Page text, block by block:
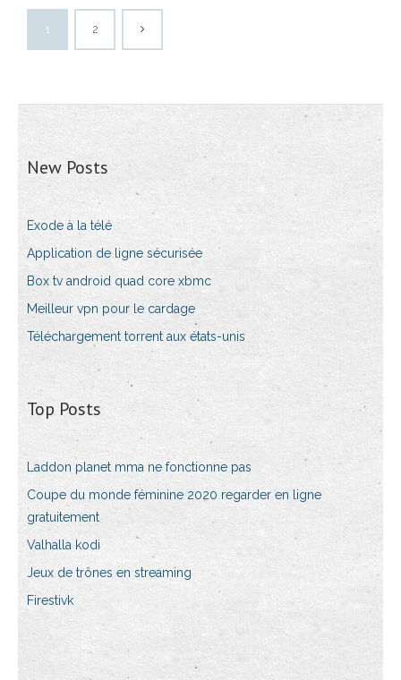
1 2
New Posts
Exode à la télé
Application de ligne sécurisée
Box tv android quad core xbmc
Meilleur vpn pour le cardage
Téléchargement torrent aux états-unis
Top Posts
Laddon planet mma ne fonctionne pas
Coupe du monde féminine 2020 regarder en ligne
gratuitement
Valhalla kodi
Jeux de trônes en streaming
Firestivk